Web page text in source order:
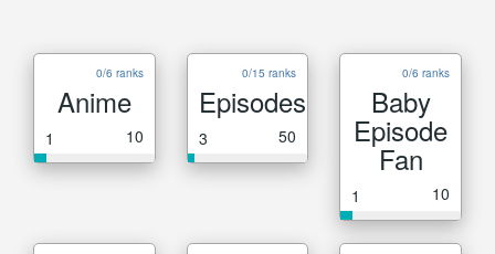
0/6 ranks
Anime
1 10
0/15 ranks
Episodes
3 50
0/6 ranks
Baby
Episode
Fan
1 10